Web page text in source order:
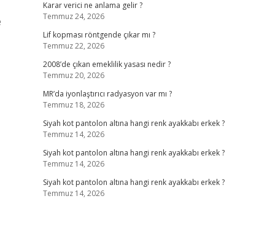
Karar verici ne anlama gelir ?
Temmuz 24, 2026
Lif kopması röntgende çıkar mı ?
Temmuz 22, 2026
2008’de çıkan emeklilik yasası nedir ?
Temmuz 20, 2026
MR’da iyonlaştırıcı radyasyon var mı ?
Temmuz 18, 2026
Siyah kot pantolon altına hangi renk ayakkabı erkek ?
Temmuz 14, 2026
Siyah kot pantolon altına hangi renk ayakkabı erkek ?
Temmuz 14, 2026
Siyah kot pantolon altına hangi renk ayakkabı erkek ?
Temmuz 14, 2026